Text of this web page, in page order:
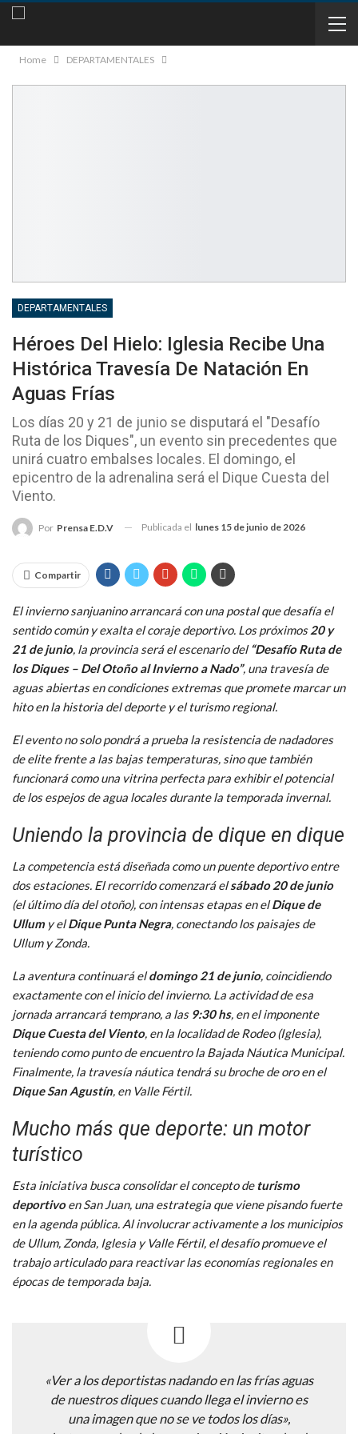
Home DEPARTAMENTALES
DEPARTAMENTALES
Héroes Del Hielo: Iglesia Recibe Una
Histórica Travesía De Natación En
Aguas Frías
Los días 20 y 21 de junio se disputará el "Desafío
Ruta de los Diques", un evento sin precedentes que
unirá cuatro embalses locales. El domingo, el
epicentro de la adrenalina será el Dique Cuesta del
Viento.
Por Prensa E.D.V Publicada el lunes 15 de junio de 2026
Compartir
El invierno sanjuanino arrancará con una postal que desafía el
sentido común y exalta el coraje deportivo. Los próximos20 y
21 de junio, la provincia será el escenario del “Desafío Ruta de
los Diques – Del Otoño al Invierno a Nado”, una travesía de
aguas abiertas en condiciones extremas que promete marcar un
hito en la historia del deporte y el turismo regional.
El evento no solo pondrá a prueba la resistencia de nadadores
de elite frente a las bajas temperaturas, sino que también
funcionará como una vitrina perfecta para exhibir el potencial
de los espejos de agua locales durante la temporada invernal.
Uniendo la provincia de dique en dique
La competencia está diseñada como un puente deportivo entre
dos estaciones. El recorrido comenzará elsábado 20 de junio
(el último día del otoño), con intensas etapas en elDique de
Ullum y elDique Punta Negra, conectando los paisajes de
Ullum y Zonda.
La aventura continuará eldomingo 21 de junio, coincidiendo
exactamente con el inicio del invierno. La actividad de esa
jornada arrancará temprano, a las 9:30 hs, en el imponente
Dique Cuesta del Viento, en la localidad de Rodeo (Iglesia),
teniendo como punto de encuentro la Bajada Náutica Municipal.
Finalmente, la travesía náutica tendrá su broche de oro en el
Dique San Agustín, en Valle Fértil.
Mucho más que deporte: un motor
turístico
Esta iniciativa busca consolidar el concepto deturismo
deportivoen San Juan, una estrategia que viene pisando fuerte
en la agenda pública. Al involucrar activamente a los municipios
de Ullum, Zonda, Iglesia y Valle Fértil, el desafío promueve el
trabajo articulado para reactivar las economías regionales en
épocas de temporada baja.
«Ver a los deportistas nadando en las frías aguas
de nuestros diques cuando llega el invierno es
una imagen que no se ve todos los días»,